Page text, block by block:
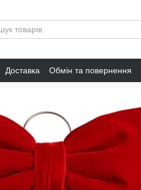
Доставка Обмін та повернення